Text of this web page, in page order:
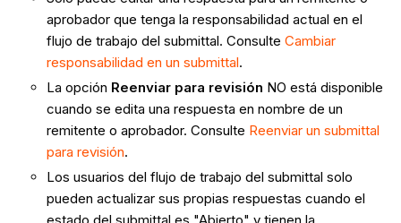
aprobador que tenga la responsabilidad actual en el
flujo de trabajo del submittal. ConsulteCambiar
responsabilidad en un submittal.
La opción Reenviar para revisión NO está disponible
cuando se edita una respuesta en nombre de un
remitente o aprobador. Consulte Reenviar un submittal
para revisión.
Los usuarios del flujo de trabajo del submittal solo
pueden actualizar sus propias respuestas cuando el